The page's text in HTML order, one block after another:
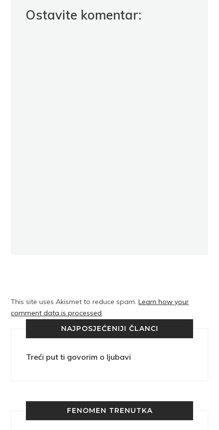
Ostavite komentar:
This site uses Akismet to reduce spam.Learn how your
comment data is processed.
NAJPOSJEĆENIJI ČLANCI
Treći put ti govorim o ljubavi
FENOMEN TRENUTKA